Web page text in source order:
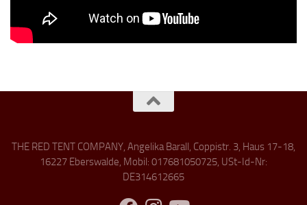
THE RED TENT COMPANY, Angelika Barall, Coppistr. 3, Haus 17-18,
16227 Eberswalde, Mobil: 017681050725, USt-Id-Nr:
DE314612665